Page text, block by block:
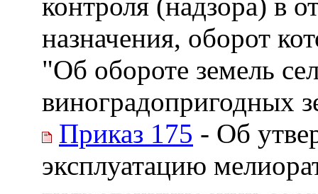
назначения, оборот
"Об обороте земель
виноградопригодных
Приказ 175 - Об
эксплуатацию